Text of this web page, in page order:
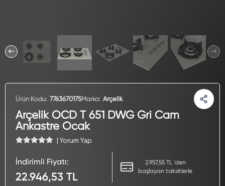
Ürün Kodu: 7763670175Marka: Arçelik
Arçelik OCD T 651 DWG Gri Cam
Ankastre Ocak
| Yorum Yap
İndirimli Fiyatı:
22.946,53 TL
2.957,55 TL 'den
başlayan taksitlerle